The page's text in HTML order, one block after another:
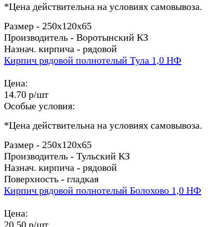
*Цена действительна на условиях самовывоза.
Размер - 250х120х65
Производитель - Воротынский КЗ
Назнач. кирпича - рядовой
Кирпич рядовой полнотелый Тула 1,0 НФ
Цена:
14.70 р/шт
Особые условия:
*Цена действительна на условиях самовывоза.
Размер - 250х120х65
Производитель - Тульский КЗ
Назнач. кирпича - рядовой
Поверхность - гладкая
Кирпич рядовой полнотелый Болохово 1,0 НФ
Цена:
20.50 р/шт